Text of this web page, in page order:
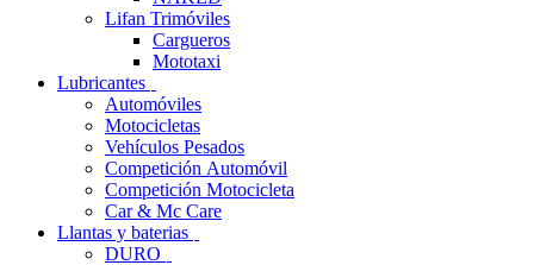
Lifan Trimóviles
Cargueros
Mototaxi
Lubricantes
Automóviles
Motocicletas
Vehículos Pesados
Competición Automóvil
Competición Motocicleta
Car & Mc Care
Llantas y baterias
DURO